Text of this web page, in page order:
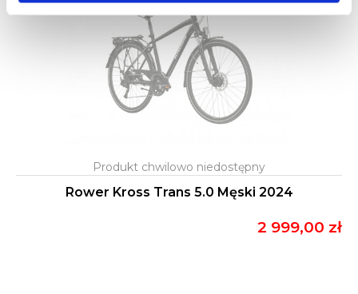
Rower Kross Trans 5.0 Męski 2024
2 999,00 zł